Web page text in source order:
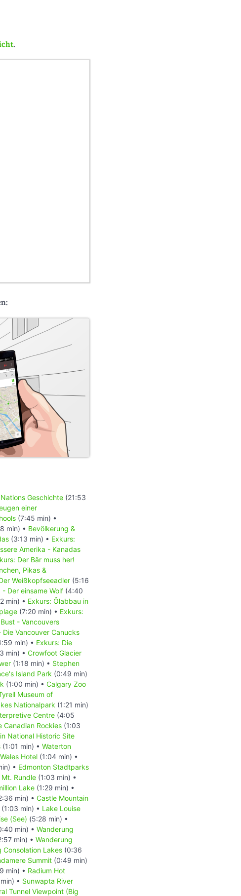
.
Geschichte (21:53
einer
(7:45 min) •
min) • Bevölkerung &
(3:13 min) • Exkurs:
Amerika - Kanadas
Der Bär muss her!
Pikas &
Weißkopfseeadler (5:16
- Der einsame Wolf (4:40
min) • Exkurs: Ölabbau in
(7:20 min) • Exkurs:
- Vancouvers
Vancouver Canucks
min) • Exkurs: Die
min) • Crowfoot Glacier
(1:18 min) • Stephen
Island Park (0:49 min)
(1:00 min) • Calgary Zoo
Museum of
Nationalpark (1:21 min)
Centre (4:05
Canadian Rockies (1:03
National Historic Site
(1:01 min) • Waterton
Hotel (1:04 min) •
• Edmonton Stadtparks
Mt. Rundle (1:03 min) •
Lake (1:29 min) •
min) • Castle Mountain
(1:03 min) • Lake Louise
(See) (5:28 min) •
min) • Wanderung
min) • Wanderung
Consolation Lakes (0:36
Summit (0:49 min)
min) • Radium Hot
• Sunwapta River
Tunnel Viewpoint (Big